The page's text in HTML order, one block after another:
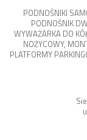
PODNOŚNIKI
PODNOŚNIK
WYWAŻARKA DO
NOŻYCOWY,
PLATFORMY